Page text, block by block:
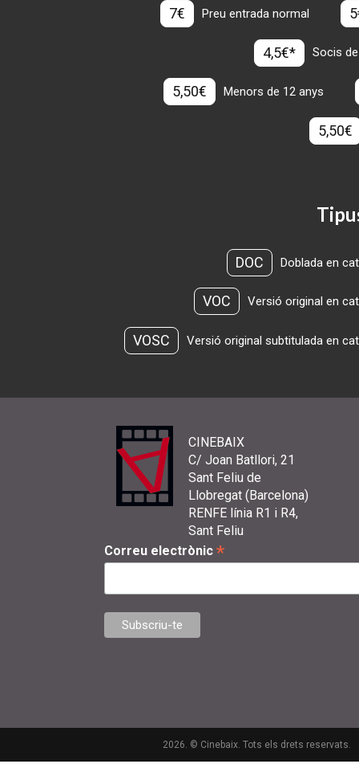
7€ Preu entrada normal
4,5€* Socis
5,50€ Menors de 12 anys
5,50€
DOC Doblada en
VOC Versió original en
VOSC Versió original subtitulada en
CINEBAIX
C/ Joan Batllori, 21
Sant Feliu de
Llobregat (Barcelona)
RENFE línia R1 i R4,
Sant Feliu
Correu electrònic *
2026. © Cinebaix. Tots els drets reservats.